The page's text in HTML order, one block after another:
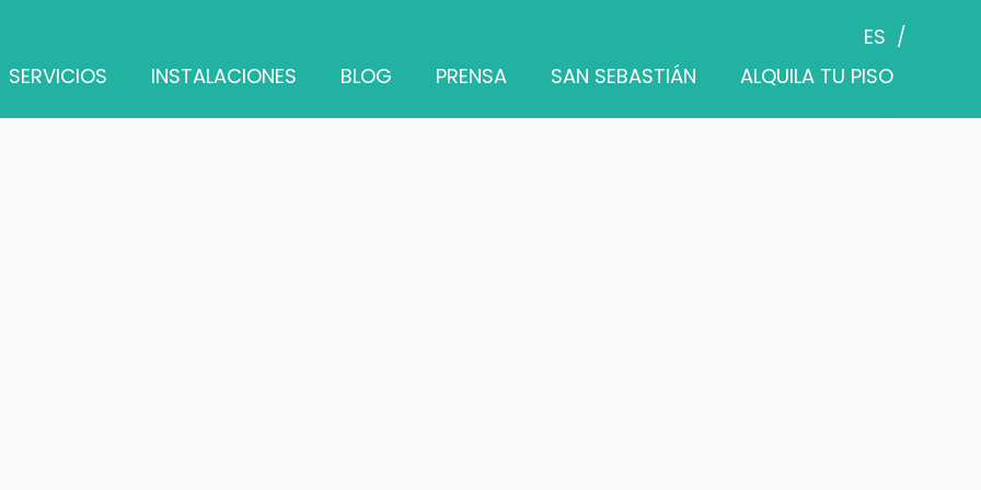
ES
SERVICIOS
INSTALACIONES BLOG PRENSA SAN SEBASTIÁN ALQUILA TU PISO